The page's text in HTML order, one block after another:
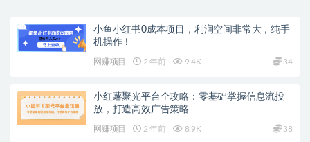
小鱼小红书0成本项目，利润空间非常大，纯手
机操作！
网赚项目 2 年前 9.4K 34
小红薯聚光平台全攻略：零基础掌握信息流投
放，打造高效广告策略
网赚项目 2 年前 8.9K 38